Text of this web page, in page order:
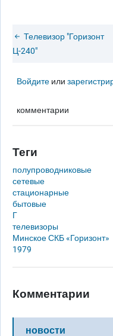
Телевизор "Горизонт
Ц-240"
Войдите или
комментарии
Теги
полупроводниковые
сетевые
стационарные
бытовые
Г
телевизоры
Минское СКБ «Горизонт»
1979
Комментарии
новости